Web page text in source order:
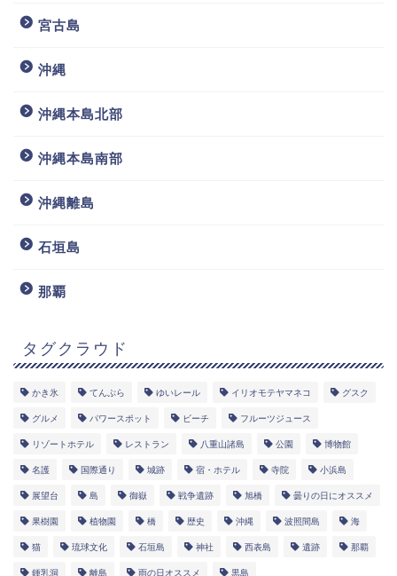
宮古島
沖縄
沖縄本島北部
沖縄本島南部
沖縄離島
石垣島
那覇
タグクラウド
かき氷 てんぷら ゆいレール イリオモテヤマネコ グスク
グルメ パワースポット ビーチ フルーツジュース
リゾートホテル レストラン 八重山諸島 公園 博物館
名護 国際通り 城跡 宿・ホテル 寺院 小浜島
展望台 島 御嶽 戦争遺跡 旭橋 曇りの日にオススメ
果樹園 植物園 橋 歴史 沖縄 波照間島 海
猫 琉球文化 石垣島 神社 西表島 遺跡 那覇
鍾乳洞 離島 雨の日オススメ 黒島